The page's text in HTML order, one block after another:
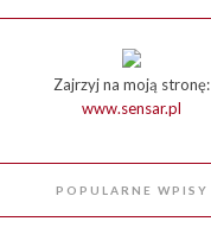
Zajrzyj na moją stronę:
www.sensar.pl
POPULARNE WPISY